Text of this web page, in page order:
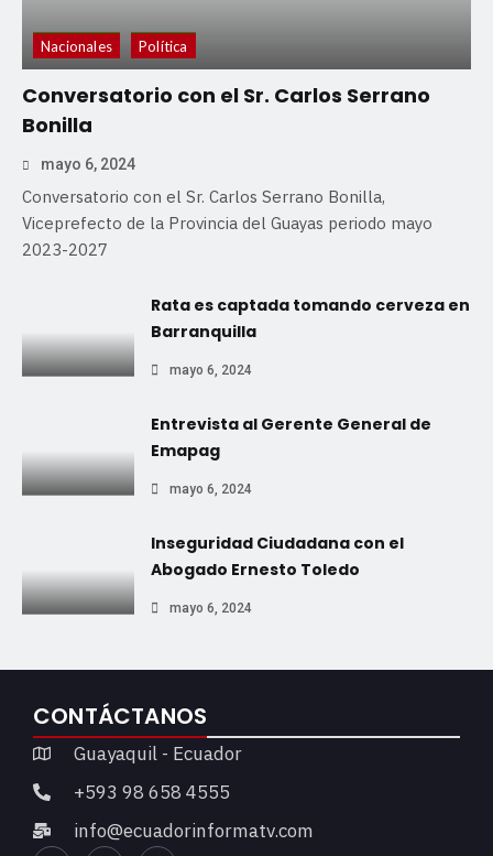
Nacionales Política
Conversatorio con el Sr. Carlos Serrano
Bonilla
mayo 6, 2024
Conversatorio con el Sr. Carlos Serrano Bonilla,
Viceprefecto de la Provincia del Guayas periodo mayo
2023-2027
Rata es captada tomando cerveza en
Barranquilla
mayo 6, 2024
Entrevista al Gerente General de
Emapag
mayo 6, 2024
Inseguridad Ciudadana con el
Abogado Ernesto Toledo
mayo 6, 2024
CONTÁCTANOS
Guayaquil - Ecuador
+593 98 658 4555
info@ecuadorinformatv.com